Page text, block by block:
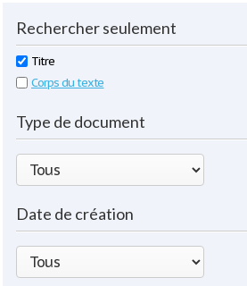
Rechercher seulement
Titre
Corps du texte
Type de document
Date de création